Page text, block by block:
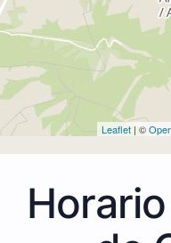
Leaflet | ©